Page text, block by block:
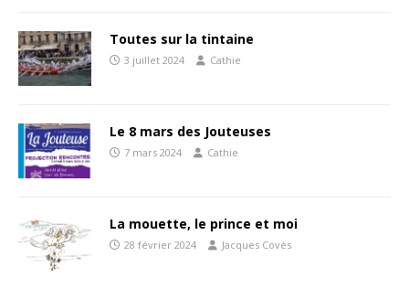
Toutes sur la tintaine
3 juillet 2024 Cathie
Le 8 mars des Jouteuses
7 mars 2024 Cathie
La mouette, le prince et moi
28 février 2024 Jacques Covès